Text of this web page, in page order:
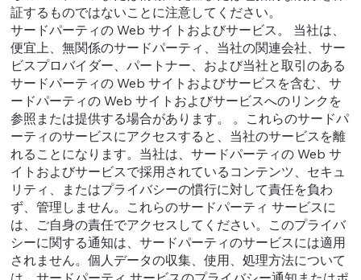
証するものではないことに注意してください。
サードパーティの Web サイトおよびサービス。 当社は、
便宜上、無関係のサードパーティ、当社の関連会社、サー
ビスプロバイダー、パートナー、および当社と取引のある
サードパーティの Web サイトおよびサービスを含む、サ
ードパーティの Web サイトおよびサービスへのリンクを
参照または提供する場合があります。 。これらのサードパ
ーティのサービスにアクセスすると、当社のサービスを離
れることになります。当社は、サードパーティの Web サ
イトおよびサービスで採用されているコンテンツ、セキュ
リティ、またはプライバシーの慣行に対して責任を負わ
ず、管理しません。これらのサードパーティ サービスに
は、ご自身の責任でアクセスしてください。このプライバ
シーに関する通知は、サードパーティのサービスには適用
されません。個人データの収集、使用、処理方法について